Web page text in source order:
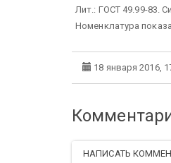
Лит.: ГОСТ 49.99-83.
Номенклатура
18 января 2016,
НАПИСАТЬ